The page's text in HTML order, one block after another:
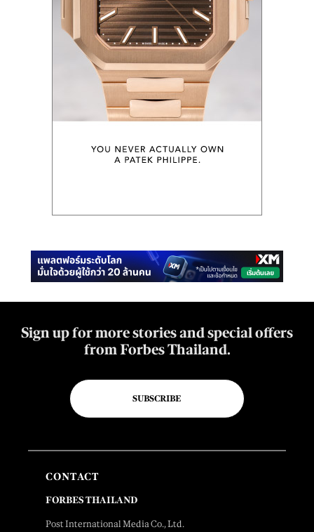
Sign up for more stories and special offers
from Forbes Thailand.
SUBSCRIBE
CONTACT
FORBES THAILAND
Post International Media Co., Ltd.